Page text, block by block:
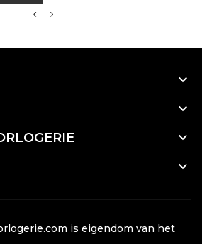




is eigendom van het